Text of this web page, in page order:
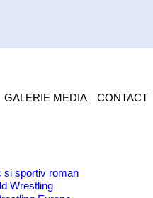
GALERIE MEDIA CONTACT